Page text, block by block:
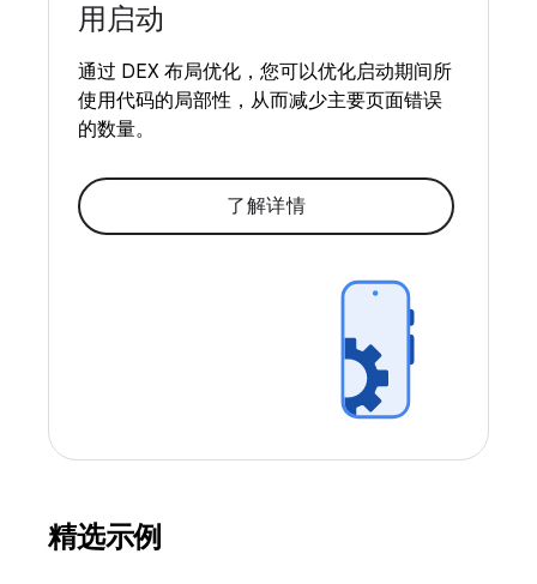
用启动
通过 DEX 布局优化，您可以优化启动期间所
使用代码的局部性，从而减少主要页面错误
的数量。
了解详情
精选示例